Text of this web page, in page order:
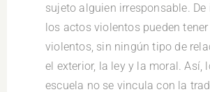
sujeto alguien irresponsable. De
los actos violentos pueden
violentos, sin ningún tipo de
el exterior, la ley y la moral. Así,
escuela no se vincula con la